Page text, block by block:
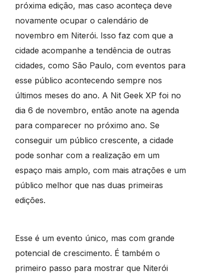
próxima edição, mas caso aconteça deve
novamente ocupar o calendário de
novembro em Niterói. Isso faz com que a
cidade acompanhe a tendência de outras
cidades, como São Paulo, com eventos para
esse público acontecendo sempre nos
últimos meses do ano. A Nit Geek XP foi no
dia 6 de novembro, então anote na agenda
para comparecer no próximo ano. Se
conseguir um público crescente, a cidade
pode sonhar com a realização em um
espaço mais amplo, com mais atrações e um
público melhor que nas duas primeiras
edições.
Esse é um evento único, mas com grande
potencial de crescimento. É também o
primeiro passo para mostrar que Niterói